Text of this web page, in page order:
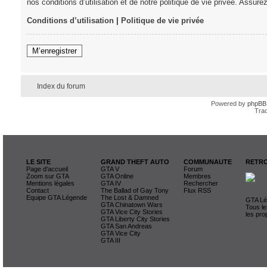
nos conditions d’utilisation et de notre politique de vie privée.
Conditions d’utilisation| Politique de vie privée
M’enregistrer
Index du forum
Powered by phpBB
LE SITE
Page d'accueil
Zoom sur GTA
Mentions légales
Contact
Equipe GTA Légende
GRAND THEFT AUTO
GTA V
GTA Online
GTA IV
The Ballad of Gay Tony
The Lost & Damned
GTA Chinatown Wars
GTA Vice City Stories
GTA Liberty City Stories
GTA San Andreas
GTA Vice City
GTA III
COMMUNAUTE
Forum
Membres
Rechercher
Flux RSS
GTA
Tous
les